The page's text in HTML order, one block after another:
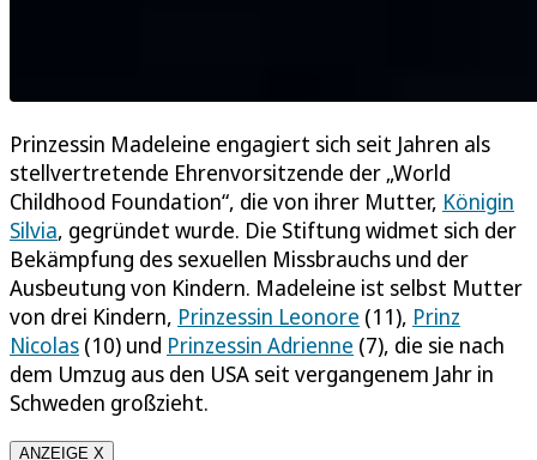
Prinzessin Madeleine engagiert sich seit Jahren als
stellvertretende Ehrenvorsitzende der „World
Childhood Foundation“, die von ihrer Mutter, Königin
Silvia, gegründet wurde. Die Stiftung widmet sich der
Bekämpfung des sexuellen Missbrauchs und der
Ausbeutung von Kindern. Madeleine ist selbst Mutter
von drei Kindern, Prinzessin Leonore (11), Prinz
Nicolas (10) und Prinzessin Adrienne (7), die sie nach
dem Umzug aus den USA seit vergangenem Jahr in
Schweden großzieht.
ANZEIGE X